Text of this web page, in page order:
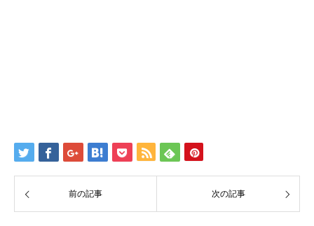
前の記事 次の記事